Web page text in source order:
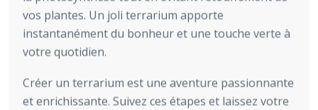
vos plantes. Un joli terrarium apporte
instantanément du bonheur et une touche verte à
votre quotidien.
Créer un terrarium est une aventure passionnante
et enrichissante. Suivez ces étapes et laissez votre